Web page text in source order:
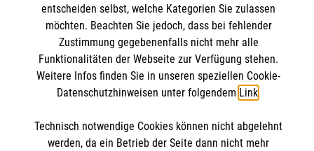
Datenschutz
Barrierefreiheit
Malteserorden
Malteser Jugend
Malteser International
Spendenkonto
Empfänger: Malteser Hilfsdienst e.V.
IBAN: DE103 7060 120 120 120 0001 2
BIC: GENODED 1PA7
Soziale Netzwerke
entscheiden selbst, welche Kategorien Sie zulassen
möchten. Beachten Sie jedoch, dass bei fehlender
Zustimmung gegebenenfalls nicht mehr alle
Funktionalitäten der Webseite zur Verfügung stehen.
Weitere Infos finden Sie in unseren speziellen Cookie-
Datenschutzhinweisen unter folgendem Link.
Technisch notwendige Cookies können nicht abgelehnt
werden, da ein Betrieb der Seite dann nicht mehr